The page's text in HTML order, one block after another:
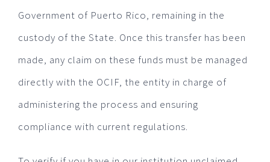
Government of Puerto Rico, remaining in the
custody of the State. Once this transfer has been
made, any claim on these funds must be managed
directly with the OCIF, the entity in charge of
administering the process and ensuring
compliance with current regulations.